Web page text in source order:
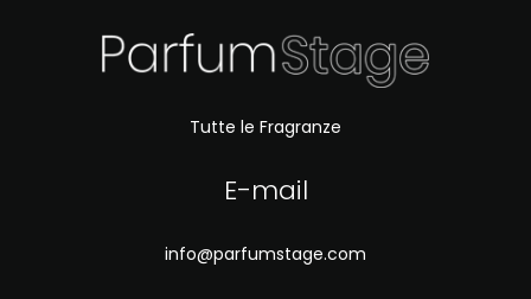
Tutte le Fragranze
E-mail
info@parfumstage.com